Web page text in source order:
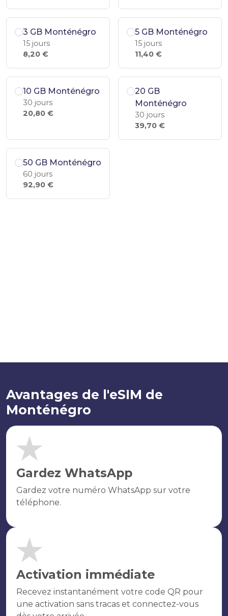
3 GB Monténégro
15 jours
8,20 €
5 GB Monténégro
15 jours
11,40 €
10 GB Monténégro
30 jours
20,80 €
20 GB
Monténégro
30 jours
39,70 €
50 GB Monténégro
60 jours
92,90 €
Avantages de l'eSIM de
Monténégro
Gardez WhatsApp
Gardez votre numéro WhatsApp sur votre
téléphone.
Activation immédiate
Recevez instantanément votre code QR pour
une activation sans tracas et connectez-vous